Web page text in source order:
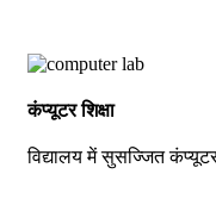
कंप्यूटर शिक्षा
विद्यालय में सुसज्जित